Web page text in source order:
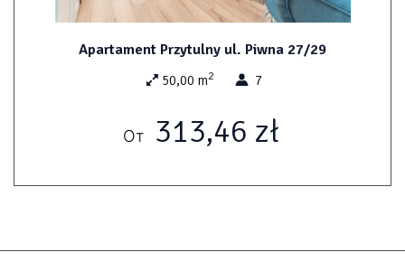
Apartament Przytulny ul. Piwna 27/29
50,00 m2 7
От 313,46 zł